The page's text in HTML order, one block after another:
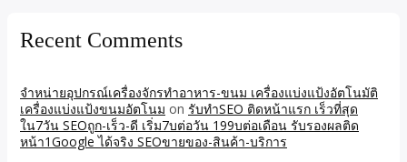
Recent Comments
จำหน่ายอุปกรณ์เครื่องจักรทำอาหาร-ขนม เครื่องแบ่งแป้งอัตโนมัติ
เครื่องแบ่งแป้งขนมอัตโนม on รับทำSEO ติดหน้าแรก เร็วที่สุด
ใน7วัน SEOถูก-เร็ว-ดี เริ่ม7บต่อวัน 199บต่อเดือน รับรองผลติด
หน้า1Google ได้จริง SEOขายของ-สินค้า-บริการ